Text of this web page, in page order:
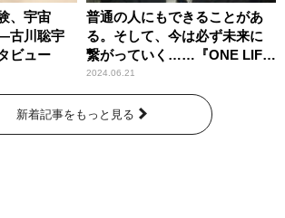
、宇宙
古川聡宇
ビュー
普通の人にもできることがあ
る。そして、今は必ず未来に
繋がっていく……『ONE LIFE
奇跡が繋いだ6000の命』
2024.06.21
新着記事をもっと見る